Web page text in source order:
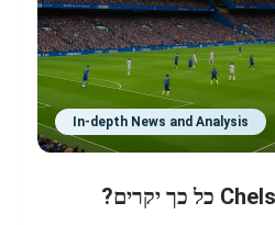
In-depth News and Analysis